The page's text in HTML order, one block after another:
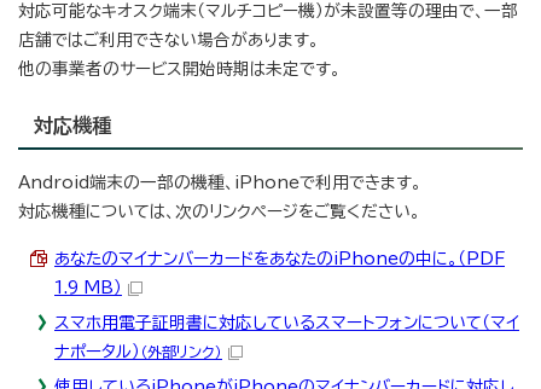
対応可能なキオスク端末（マルチコピー機）が未設置等の理由で、一部
店舗ではご利用できない場合があります。
他の事業者のサービス開始時期は未定です。
対応機種
Android端末の一部の機種、iPhoneで利用できます。
対応機種については、次のリンクページをご覧ください。
あなたのマイナンバーカードをあなたのiPhoneの中に。（PDF
1.9 MB）
スマホ用電子証明書に対応しているスマートフォンについて（マイ
ナポータル） （外部リンク）